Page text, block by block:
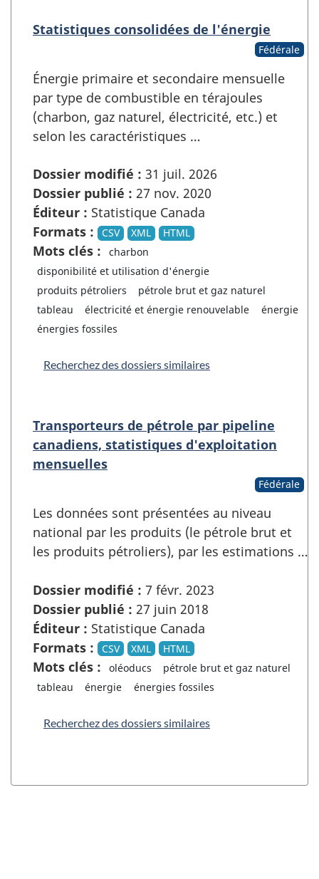
Statistiques consolidées de l'énergie
Fédérale
Énergie primaire et secondaire mensuelle
par type de combustible en térajoules
(charbon, gaz naturel, électricité, etc.) et
selon les caractéristiques …
Dossier modifié : 31 juil. 2026
Dossier publié : 27 nov. 2020
Éditeur : Statistique Canada
Formats :
CSV XML HTML
Mots clés :
charbon
disponibilité et utilisation d'énergie
produits pétroliers
pétrole brut et gaz naturel
tableau
électricité et énergie renouvelable
énergie
énergies fossiles
Recherchez des dossiers similaires
Transporteurs de pétrole par pipeline
canadiens, statistiques d'exploitation
mensuelles
Fédérale
Les données sont présentées au niveau
national par les produits (le pétrole brut et
les produits pétroliers), par les estimations …
Dossier modifié : 7 févr. 2023
Dossier publié : 27 juin 2018
Éditeur : Statistique Canada
Formats :
CSV XML HTML
Mots clés : oléoducs
pétrole brut et gaz naturel
tableau
énergie énergies fossiles
Recherchez des dossiers similaires